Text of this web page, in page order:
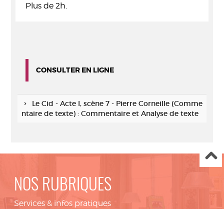
Plus de 2h.
CONSULTER EN LIGNE
Le Cid - Acte I, scène 7 - Pierre Corneille (Comme
ntaire de texte) : Commentaire et Analyse de texte
NOS RUBRIQUES
Services & infos pratiques